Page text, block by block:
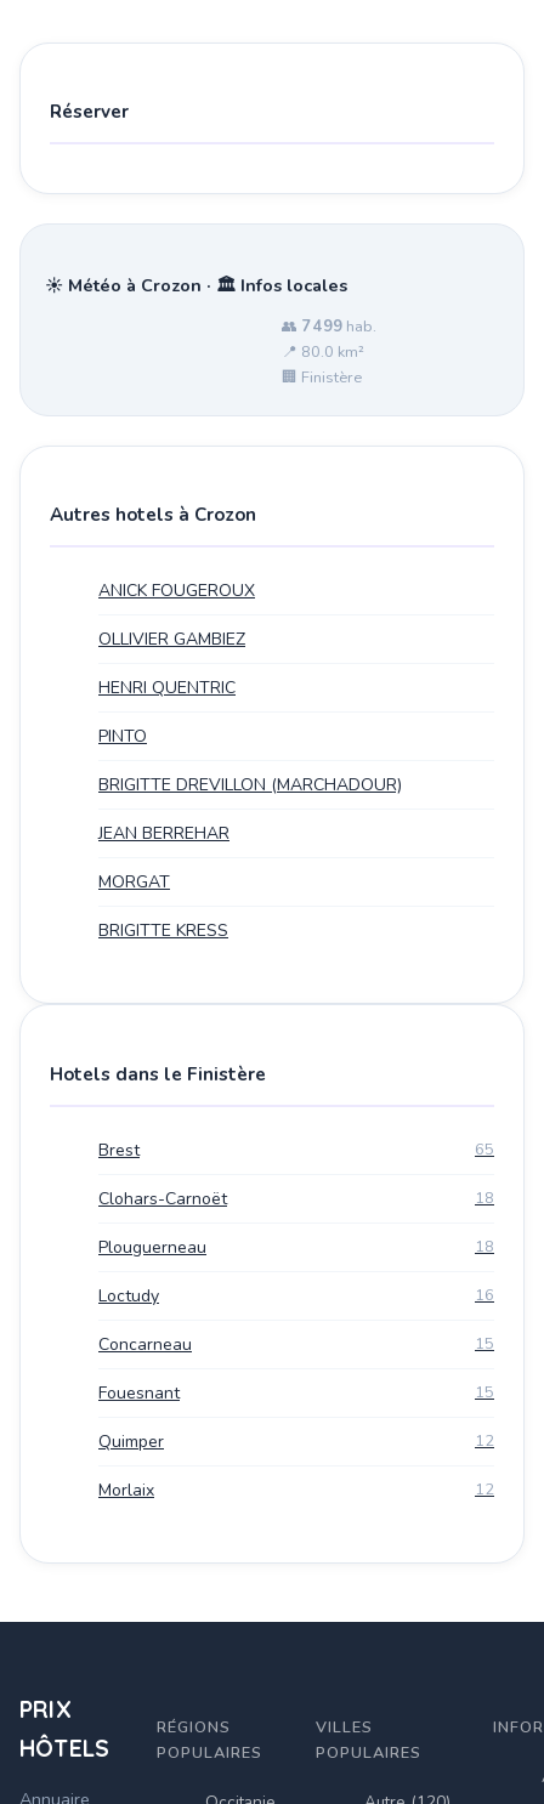
Réserver
☀️ Météo à Crozon · 🏛️ Infos locales
👥 7 499 hab.
📍 80.0 km²
🏢 Finistère
Autres hotels à Crozon
ANICK FOUGEROUX
OLLIVIER GAMBIEZ
HENRI QUENTRIC
PINTO
BRIGITTE DREVILLON (MARCHADOUR)
JEAN BERREHAR
MORGAT
BRIGITTE KRESS
Hotels dans le Finistère
Brest 65
Clohars-Carnoët 18
Plouguerneau 18
Loctudy 16
Concarneau 15
Fouesnant 15
Quimper 12
Morlaix 12
PRIX
HÔTELS
RÉGIONS
POPULAIRES
VILLES
POPULAIRES